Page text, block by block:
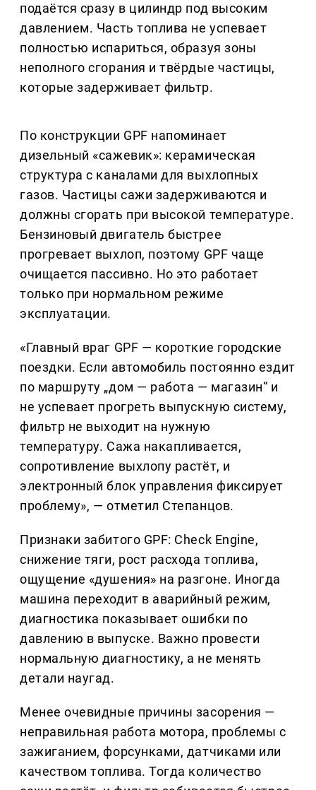
подаётся сразу в цилиндр под высоким
давлением. Часть топлива не успевает
полностью испариться, образуя зоны
неполного сгорания и твёрдые частицы,
которые задерживает фильтр.
По конструкции GPF напоминает
дизельный «сажевик»: керамическая
структура с каналами для выхлопных
газов. Частицы сажи задерживаются и
должны сгорать при высокой температуре.
Бензиновый двигатель быстрее
прогревает выхлоп, поэтому GPF чаще
очищается пассивно. Но это работает
только при нормальном режиме
эксплуатации.
«Главный враг GPF — короткие городские
поездки. Если автомобиль постоянно ездит
по маршруту „дом — работа — магазин“ и
не успевает прогреть выпускную систему,
фильтр не выходит на нужную
температуру. Сажа накапливается,
сопротивление выхлопу растёт, и
электронный блок управления фиксирует
проблему», — отметил Степанцов.
Признаки забитого GPF: Check Engine,
снижение тяги, рост расхода топлива,
ощущение «душения» на разгоне. Иногда
машина переходит в аварийный режим,
диагностика показывает ошибки по
давлению в выпуске. Важно провести
нормальную диагностику, а не менять
детали наугад.
Менее очевидные причины засорения —
неправильная работа мотора, проблемы с
зажиганием, форсунками, датчиками или
качеством топлива. Тогда количество